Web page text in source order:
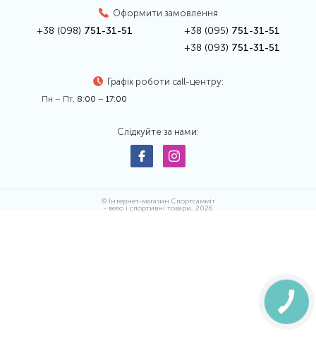
Оформити замовлення
+38 (098) 751-31-51 +38 (095) 751-31-51
+38 (093) 751-31-51
Графік роботи call-центру:
Пн – Пт, 8:00 – 17:00
Слідкуйте за нами:
© Інтернет-магазин Спортсамміт
- вело і спортивні товари, 2026